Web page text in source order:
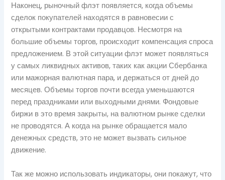
Наконец, рыночный флэт появляется, когда объемы
сделок покупателей находятся в равновесии с
открытыми контрактами продавцов. Несмотря на
большие объемы торгов, происходит компенсация спроса
предложением. В этой ситуации флэт может появляться
у самых ликвидных активов, таких как акции Сбербанка
или мажорная валютная пара, и держаться от дней до
месяцев. Объемы торгов почти всегда уменьшаются
перед праздниками или выходными днями. Фондовые
биржи в это время закрыты, на валютном рынке сделки
не проводятся. А когда на рынке обращается мало
денежных средств, это не может вызвать сильное
движение.
Так же можно использовать индикаторы, они покажут, что